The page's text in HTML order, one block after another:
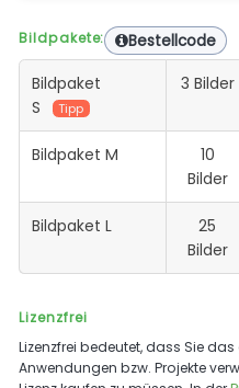
Bildpakete: Bestellcode
Bildpaket
S
Tipp
3 Bilder
Bildpaket M
10
Bilder
Bildpaket L
25
Bilder
Lizenzfrei
Lizenzfrei bedeutet, dass Sie
Anwendungen bzw. Projekte